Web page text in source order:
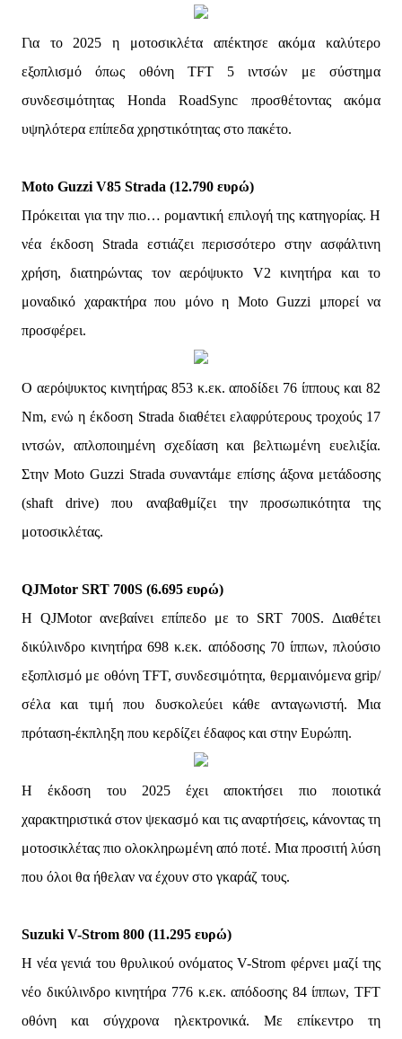
Για το 2025 η μοτοσικλέτα απέκτησε ακόμα καλύτερο
εξοπλισμό όπως οθόνη TFT 5 ιντσών με σύστημα
συνδεσιμότητας Honda RoadSync προσθέτοντας ακόμα
υψηλότερα επίπεδα χρηστικότητας στο πακέτο.
Moto Guzzi V85 Strada (12.790 ευρώ)
Πρόκειται για την πιο… ρομαντική επιλογή της κατηγορίας. Η
νέα έκδοση Strada εστιάζει περισσότερο στην ασφάλτινη
χρήση, διατηρώντας τον αερόψυκτο V2 κινητήρα και το
μοναδικό χαρακτήρα που μόνο η Moto Guzzi μπορεί να
προσφέρει.
Ο αερόψυκτος κινητήρας 853 κ.εκ. αποδίδει 76 ίππους και 82
Nm, ενώ η έκδοση Strada διαθέτει ελαφρύτερους τροχούς 17
ιντσών, απλοποιημένη σχεδίαση και βελτιωμένη ευελιξία.
Στην Moto Guzzi Strada συναντάμε επίσης άξονα μετάδοσης
(shaft drive) που αναβαθμίζει την προσωπικότητα της
μοτοσικλέτας.
QJMotor SRT 700S (6.695 ευρώ)
Η QJMotor ανεβαίνει επίπεδο με το SRT 700S. Διαθέτει
δικύλινδρο κινητήρα 698 κ.εκ. απόδοσης 70 ίππων, πλούσιο
εξοπλισμό με οθόνη TFT, συνδεσιμότητα, θερμαινόμενα grip/
σέλα και τιμή που δυσκολεύει κάθε ανταγωνιστή. Μια
πρόταση-έκπληξη που κερδίζει έδαφος και στην Ευρώπη.
Η έκδοση του 2025 έχει αποκτήσει πιο ποιοτικά
χαρακτηριστικά στον ψεκασμό και τις αναρτήσεις, κάνοντας τη
μοτοσικλέτας πιο ολοκληρωμένη από ποτέ. Μια προσιτή λύση
που όλοι θα ήθελαν να έχουν στο γκαράζ τους.
Suzuki V-Strom 800 (11.295 ευρώ)
Η νέα γενιά του θρυλικού ονόματος V-Strom φέρνει μαζί της
νέο δικύλινδρο κινητήρα 776 κ.εκ. απόδοσης 84 ίππων, TFT
οθόνη και σύγχρονα ηλεκτρονικά. Με επίκεντρο τη